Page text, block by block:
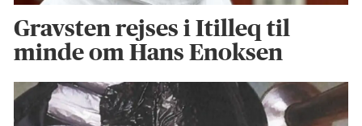
Gravsten rejses i Itilleq til
minde om Hans Enoksen